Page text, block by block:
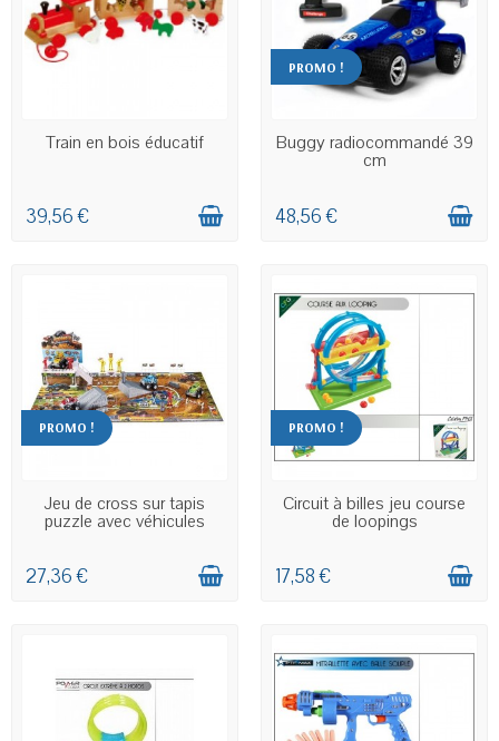
EN STOCK
Train en bois éducatif
39,56 €
PROMO !
EN STOCK
Buggy radiocommandé 39
cm
48,56 €
PROMO !
EN STOCK
Jeu de cross sur tapis
puzzle avec véhicules
27,36 €
PROMO !
EN STOCK
Circuit à billes jeu course
de loopings
17,58 €